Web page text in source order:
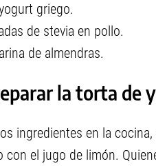
griego.
de stevia en pollo.
de almendras.
la torta de
ingredientes en la
con el jugo de limón.